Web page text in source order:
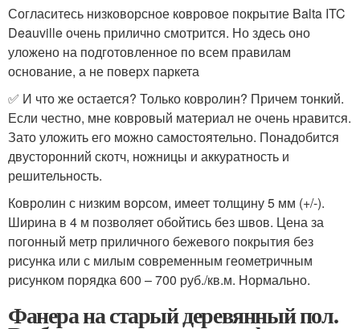
Согласитесь низковорсное ковровое покрытие Balta ITC
Deauville очень прилично смотрится. Но здесь оно
уложено на подготовленное по всем правилам
основание, а не поверх паркета
✅ И что же остается? Только ковролин? Причем тонкий.
Если честно, мне ковровый материал не очень нравится.
Зато уложить его можно самостоятельно. Понадобится
двусторонний скотч, ножницы и аккуратность и
решительность.
Ковролин с низким ворсом, имеет толщину 5 мм (+/-).
Ширина в 4 м позволяет обойтись без швов. Цена за
погонный метр приличного бежевого покрытия без
рисунка или с милым современным геометричным
рисунком порядка 600 – 700 руб./кв.м. Нормально.
Фанера на старый деревянный пол.